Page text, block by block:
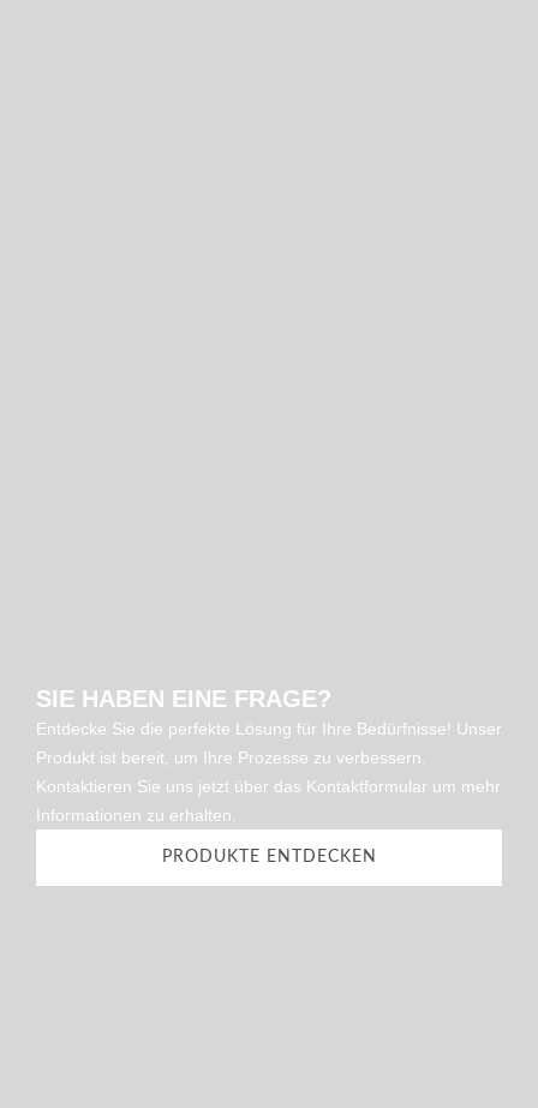
SIE HABEN EINE FRAGE?
Entdecke Sie die perfekte Lösung für Ihre Bedürfnisse! Unser
Produkt ist bereit, um Ihre Prozesse zu verbessern.
Kontaktieren Sie uns jetzt über das Kontaktformular um mehr
Informationen zu erhalten.
PRODUKTE ENTDECKEN